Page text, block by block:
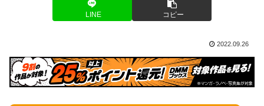
LINE コピー
2022.09.26